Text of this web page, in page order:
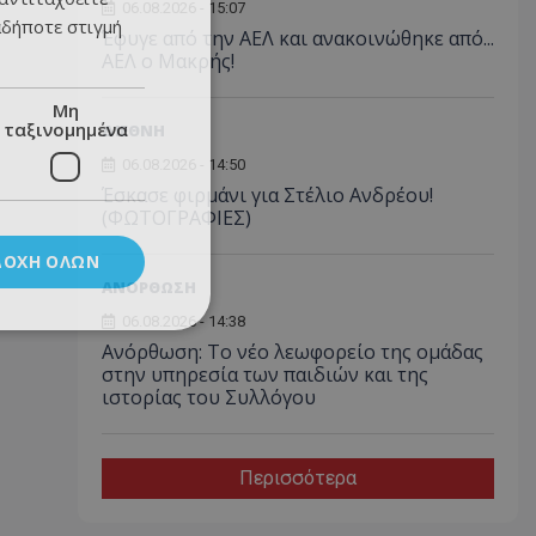
06.08.2026 - 15:07
Έφυγε από την ΑΕΛ και ανακοινώθηκε από...
ΑΕΛ ο Μακρής!
ΔΙΕΘΝΗ
06.08.2026 - 14:50
Έσκασε φιρμάνι για Στέλιο Ανδρέου!
(ΦΩΤΟΓΡΑΦΙΕΣ)
ΑΝΟΡΘΩΣΗ
06.08.2026 - 14:38
Ανόρθωση: Το νέο λεωφορείο της ομάδας
στην υπηρεσία των παιδιών και της
ιστορίας του Συλλόγου
Περισσότερα
στιγμή
Μη
ταξινομημένα
ΌΛΩΝ